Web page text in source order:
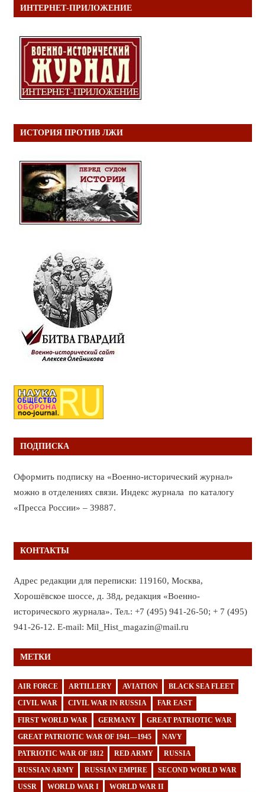
ИНТЕРНЕТ-ПРИЛОЖЕНИЕ
ИСТОРИЯ ПРОТИВ ЛЖИ
ПОДПИСКА
Оформить подписку на «Военно-исторический журнал»
можно в отделениях связи. Индекс журнала по каталогу
«Пресса России» – 39887.
КОНТАКТЫ
Адрес редакции для переписки: 119160, Москва,
Хорошёвское шоссе, д. 38д, редакция «Военно-
исторического журнала». Тел.: +7 (495) 941-26-50; + 7 (495)
941-26-12. E-mail: Mil_Hist_magazin@mail.ru
МЕТКИ
AIR FORCE ARTILLERY AVIATION BLACK SEA FLEET
CIVIL WAR CIVIL WAR IN RUSSIA FAR EAST
FIRST WORLD WAR GERMANY GREAT PATRIOTIC WAR
GREAT PATRIOTIC WAR OF 1941—1945 NAVY
PATRIOTIC WAR OF 1812 RED ARMY RUSSIA
RUSSIAN ARMY RUSSIAN EMPIRE SECOND WORLD WAR
USSR WORLD WAR I WORLD WAR II